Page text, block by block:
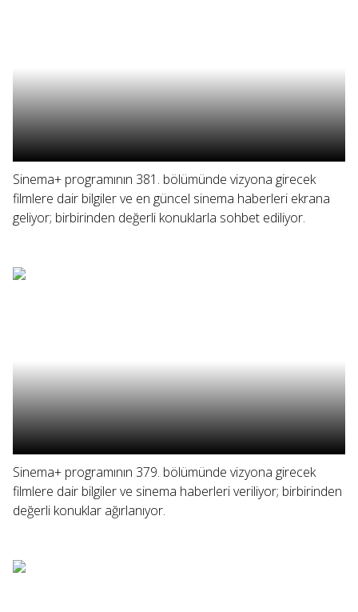
Sinema+ programının 381. bölümünde vizyona girecek
filmlere dair bilgiler ve en güncel sinema haberleri ekrana
geliyor; birbirinden değerli konuklarla sohbet ediliyor.
Sinema+ programının 379. bölümünde vizyona girecek
filmlere dair bilgiler ve sinema haberleri veriliyor; birbirinden
değerli konuklar ağırlanıyor.